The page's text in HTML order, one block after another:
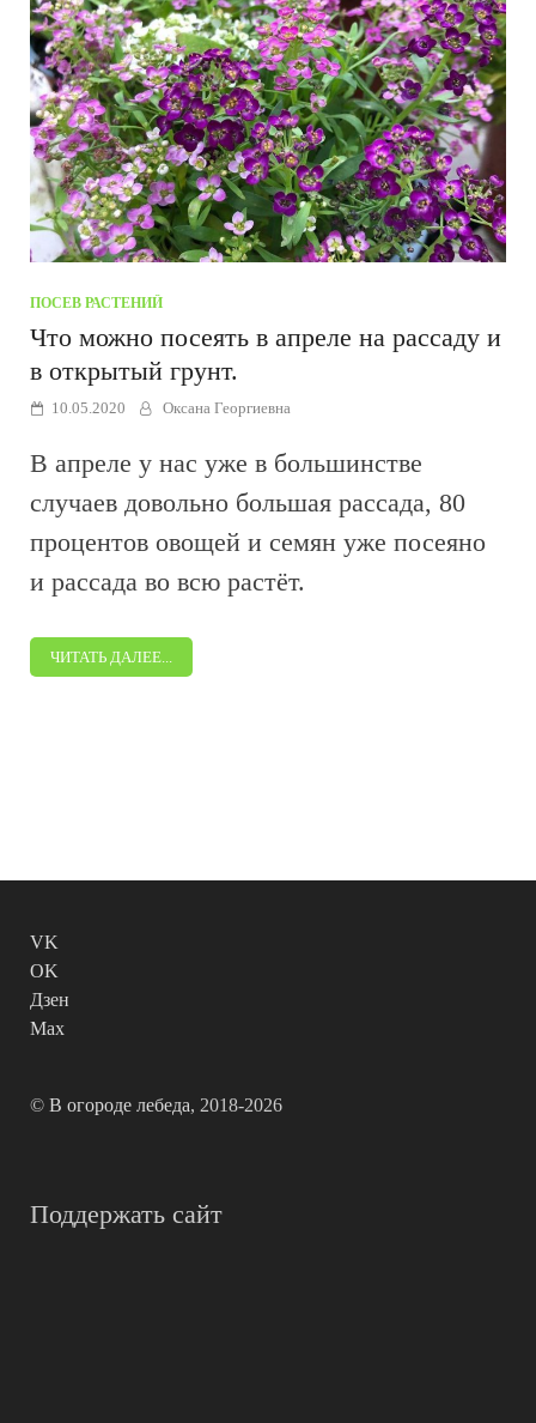
ПОСЕВ РАСТЕНИЙ
Что можно посеять в апреле на рассаду и
в открытый грунт.
10.05.2020 Оксана Георгиевна
В апреле у нас уже в большинстве
случаев довольно большая рассада, 80
процентов овощей и семян уже посеяно
и рассада во всю растёт.
ЧИТАТЬ ДАЛЕЕ...
VK
OK
Дзен
Max
© В огороде лебеда, 2018-2026
Поддержать сайт